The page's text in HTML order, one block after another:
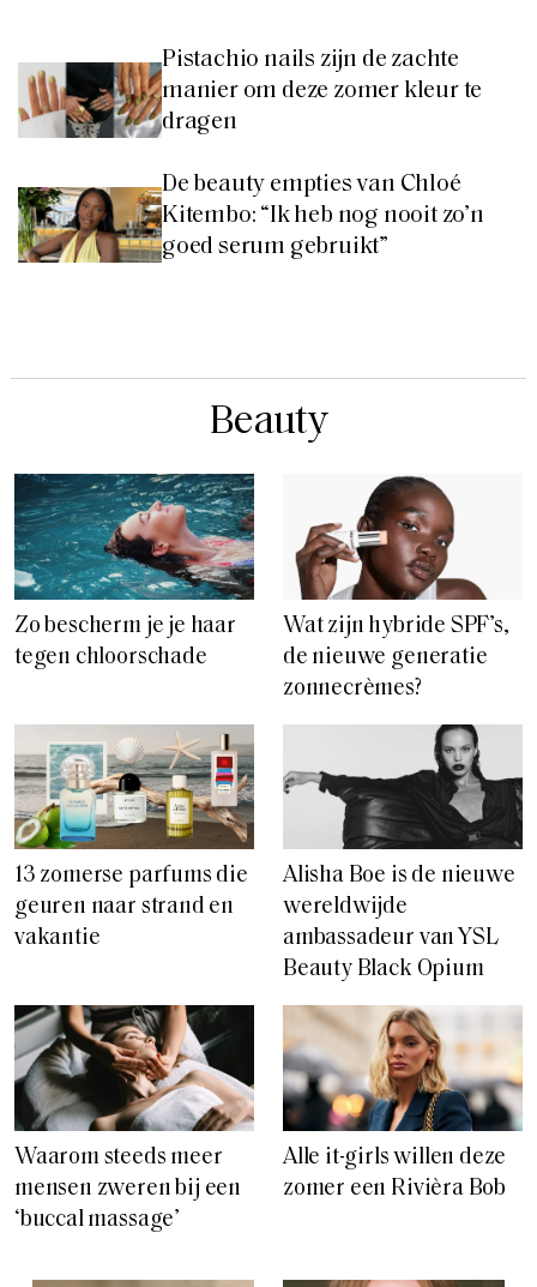
Pistachio nails zijn de zachte
manier om deze zomer kleur te
dragen
De beauty empties van Chloé
Kitembo: “Ik heb nog nooit zo’n
goed serum gebruikt”
Beauty
Zo bescherm je je haar
tegen chloorschade
Wat zijn hybride SPF’s,
de nieuwe generatie
zonnecrèmes?
13 zomerse parfums die
geuren naar strand en
vakantie
Alisha Boe is de nieuwe
wereldwijde
ambassadeur van YSL
Beauty Black Opium
Waarom steeds meer
mensen zweren bij een
‘buccal massage’
Alle it-girls willen deze
zomer een Rivièra Bob